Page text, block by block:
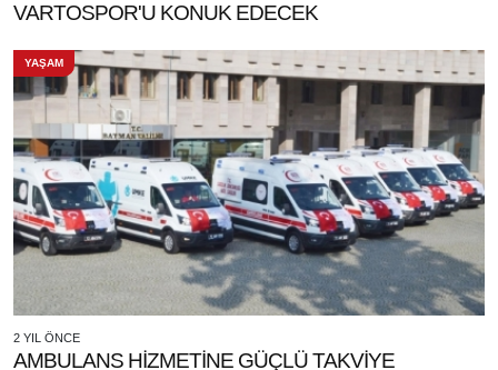
VARTOSPOR'U KONUK EDECEK
YAŞAM
2 YIL ÖNCE
AMBULANS HİZMETİNE GÜÇLÜ TAKVİYE